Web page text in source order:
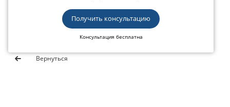
Получить консультацию
Консультация бесплатна
Вернуться